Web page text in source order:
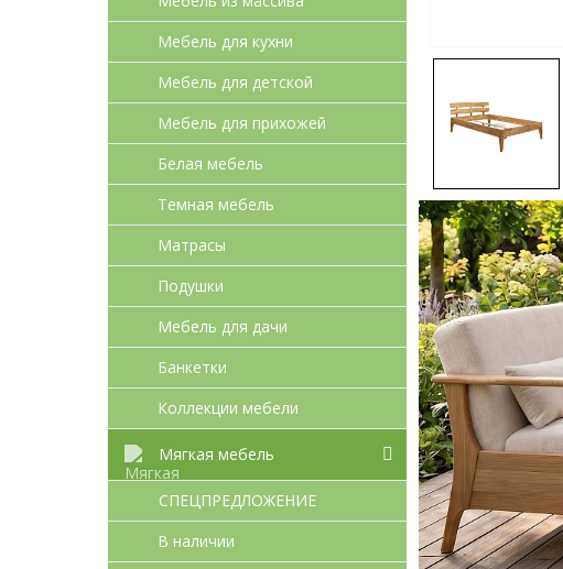
Мебель для кухни
Мебель для детcкой
Мебель для прихожей
Белая мебель
Темная мебель
Матрасы
Подушки
Мебель для дачи
Банкетки
Коллекции мебели
Мягкая мебель
СПЕЦПРЕДЛОЖЕНИЕ
В наличии